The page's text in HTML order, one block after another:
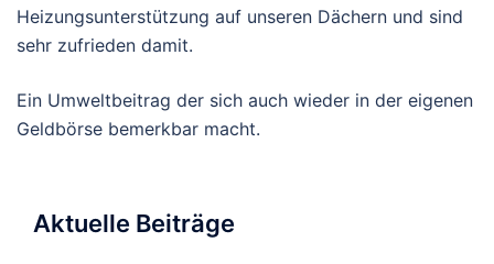
Heizungsunterstützung auf unseren Dächern und sind
sehr zufrieden damit.
Ein Umweltbeitrag der sich auch wieder in der eigenen
Geldbörse bemerkbar macht.
Aktuelle Beiträge